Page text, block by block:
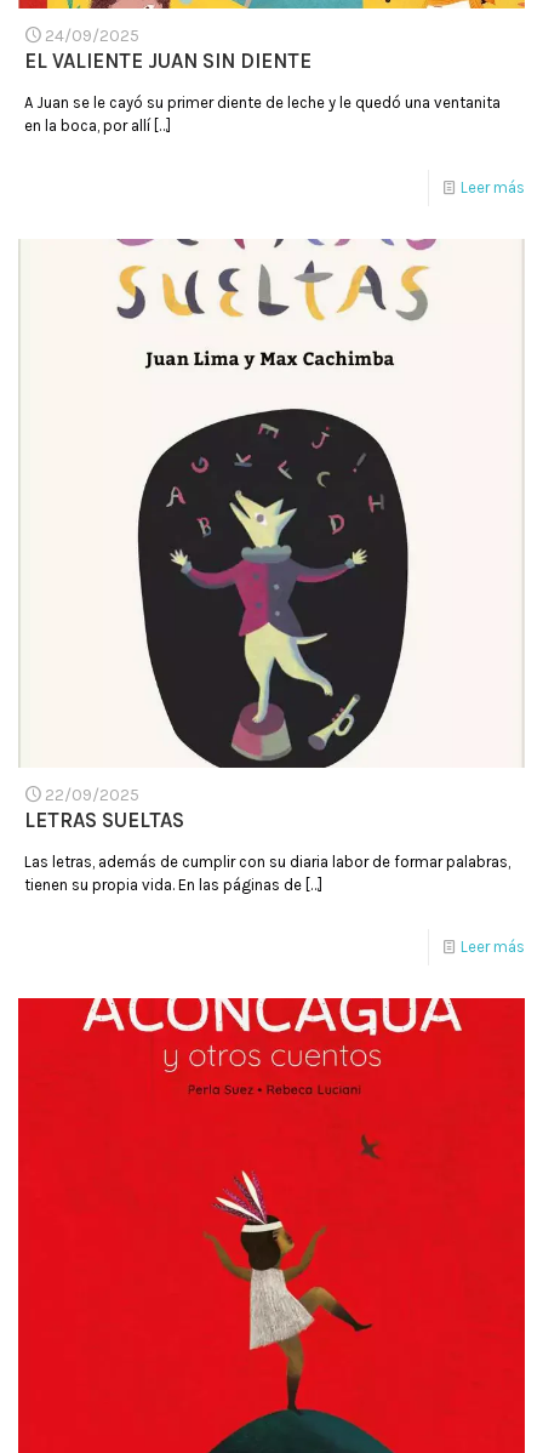
24/09/2025
EL VALIENTE JUAN SIN DIENTE
A Juan se le cayó su primer diente de leche y le quedó una ventanita
en la boca, por allí […]
Leer más
22/09/2025
LETRAS SUELTAS
Las letras, además de cumplir con su diaria labor de formar palabras,
tienen su propia vida. En las páginas de […]
Leer más